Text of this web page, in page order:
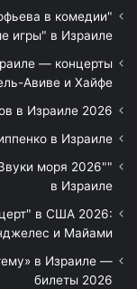
в комедии
игры" в Израиле
— концерты
Авиве и Хайфе
в Израиле 2026
в Израиле
моря 2026"
в Израиле
в США 2026:
и Майами
в Израиле —
билеты 2026